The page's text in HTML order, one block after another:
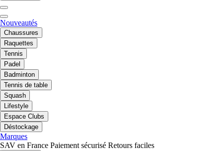
Nouveautés
Chaussures
Raquettes
Tennis
Padel
Badminton
Tennis de table
Squash
Lifestyle
Espace Clubs
Déstockage
Marques
SAV en France Paiement sécurisé Retours faciles